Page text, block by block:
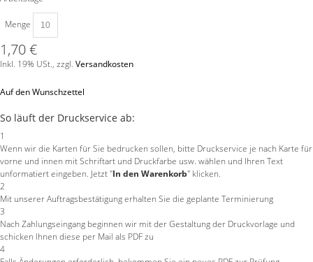
Menge
1,70 €
Inkl. 19% USt., zzgl. Versandkosten
Auf den Wunschzettel
So läuft der Druckservice ab:
1
Wenn wir die Karten für Sie bedrucken sollen, bitte Druckservice je nach Karte für
vorne und innen mit Schriftart und Druckfarbe usw. wählen und Ihren Text
unformatiert eingeben. Jetzt "In den Warenkorb" klicken.
2
Mit unserer Auftragsbestätigung erhalten Sie die geplante Terminierung
3
Nach Zahlungseingang beginnen wir mit der Gestaltung der Druckvorlage und
schicken Ihnen diese per Mail als PDF zu
4